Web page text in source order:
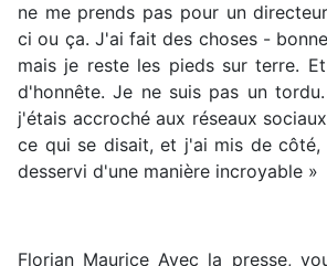
ne me prends pas pour un
ci ou ça. J'ai fait des choses -
mais je reste les pieds sur terre.
d'honnête. Je ne suis pas un
j'étais accroché aux réseaux
ce qui se disait, et j'ai mis de côté,
desservi d'une manière incroyable »
Florian Maurice Avec la presse,